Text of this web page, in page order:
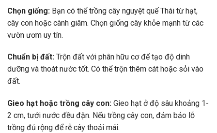
Chọn giống: Bạn có thể trồng cây nguyệt quế Thái từ hạt,
cây con hoặc cành giâm. Chọn giống cây khỏe mạnh từ các
vườn ươm uy tín.
Chuẩn bị đất: Trộn đất với phân hữu cơ để tạo độ dinh
dưỡng và thoát nước tốt. Có thể trộn thêm cát hoặc sỏi vào
đất.
Gieo hạt hoặc trồng cây con: Gieo hạt ở độ sâu khoảng 1-
2 cm, tưới nước đều đặn. Nếu trồng cây con, đảm bảo lỗ
trồng đủ rộng để rễ cây thoải mái.